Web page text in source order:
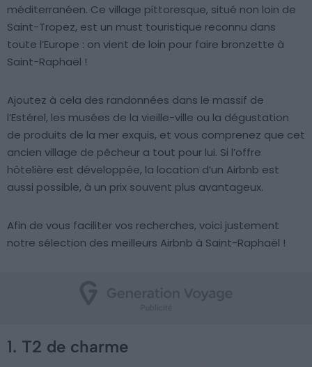
méditerranéen. Ce village pittoresque, situé non loin de
Saint-Tropez, est un must touristique reconnu dans
toute l’Europe : on vient de loin pour faire bronzette à
Saint-Raphaël !
Ajoutez à cela des randonnées dans le massif de
l’Estérel, les musées de la vieille-ville ou la dégustation
de produits de la mer exquis, et vous comprenez que cet
ancien village de pêcheur a tout pour lui. Si l’offre
hôtelière est développée, la location d’un Airbnb est
aussi possible, à un prix souvent plus avantageux.
Afin de vous faciliter vos recherches, voici justement
notre sélection des meilleurs Airbnb à Saint-Raphaël !
1. T2 de charme